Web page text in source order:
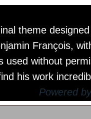
theme
François,
used without
his work
Powered